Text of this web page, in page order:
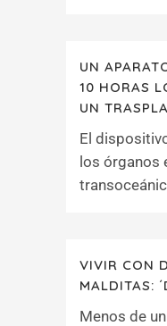
UN
10 HORAS
UN
El
los órganos
VIVIR CON
MALDITAS:
Menos de